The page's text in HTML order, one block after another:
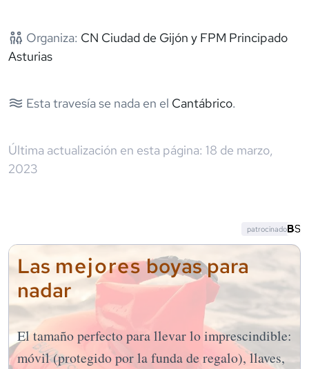
Organiza: CN Ciudad de Gijón y FPM Principado
Asturias
Esta travesía se nada en el Cantábrico.
Última actualización en esta página: 18 de marzo,
2023
Las mejoresboyas para
nadar
El tamaño perfecto para llevar lo imprescindible:
móvil (protegido por la funda de regalo), llaves,
patrocinado